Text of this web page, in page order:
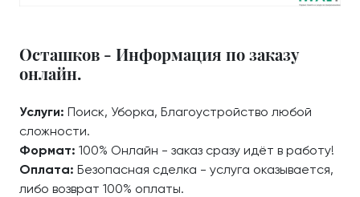
Осташков - Информация по заказу
онлайн.
Услуги: Поиск, Уборка, Благоустройство любой
сложности.
Формат: 100% Онлайн - заказ сразу идёт в работу!
Оплата: Безопасная сделка - услуга оказывается,
либо возврат 100% оплаты.